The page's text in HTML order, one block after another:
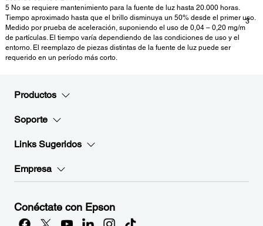
5 No se requiere mantenimiento para la fuente de luz hasta 20.000 horas.
Tiempo aproximado hasta que el brillo disminuya un 50% desde el primer uso.
Medido por prueba de aceleración, suponiendo el uso de 0,04 – 0,20 mg/m
3
de partículas. El tiempo varía dependiendo de las condiciones de uso y el
entorno. El reemplazo de piezas distintas de la fuente de luz puede ser
requerido en un período más corto.
Productos
Soporte
Links Sugeridos
Empresa
Conéctate con Epson